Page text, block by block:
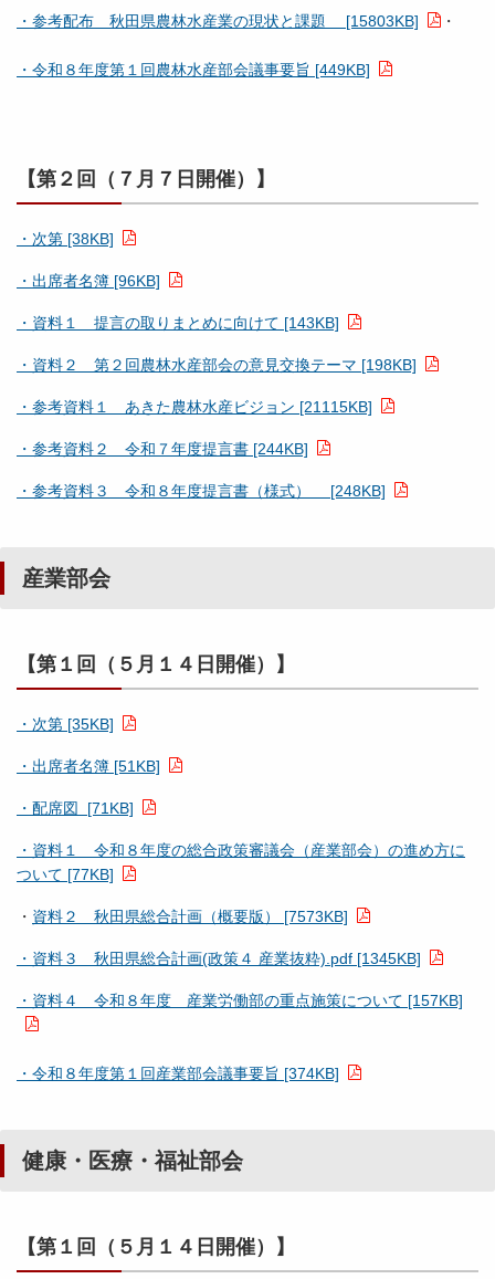
・参考配布 秋田県農林水産業の現状と課題 [15803KB] ・
・令和８年度第１回農林水産部会議事要旨 [449KB]
【第２回（７月７日開催）】
・次第 [38KB]
・出席者名簿 [96KB]
・資料１ 提言の取りまとめに向けて [143KB]
・資料２ 第２回農林水産部会の意見交換テーマ [198KB]
・参考資料１ あきた農林水産ビジョン [21115KB]
・参考資料２ 令和７年度提言書 [244KB]
・参考資料３ 令和８年度提言書（様式） [248KB]
産業部会
【第１回（５月１４日開催）】
・次第 [35KB]
・出席者名簿 [51KB]
・配席図 [71KB]
・資料１ 令和８年度の総合政策審議会（産業部会）の進め方に
ついて [77KB]
・ 資料２ 秋田県総合計画（概要版） [7573KB]
・資料３ 秋田県総合計画(政策４ 産業抜粋).pdf [1345KB]
・資料４ 令和８年度 産業労働部の重点施策について [157KB]
・令和８年度第１回産業部会議事要旨 [374KB]
健康・医療・福祉部会
【第１回（５月１４日開催）】